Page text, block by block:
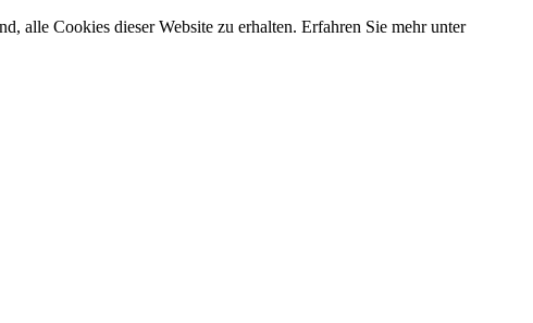
alle Cookies dieser Website zu erhalten. Erfahren Sie mehr unter